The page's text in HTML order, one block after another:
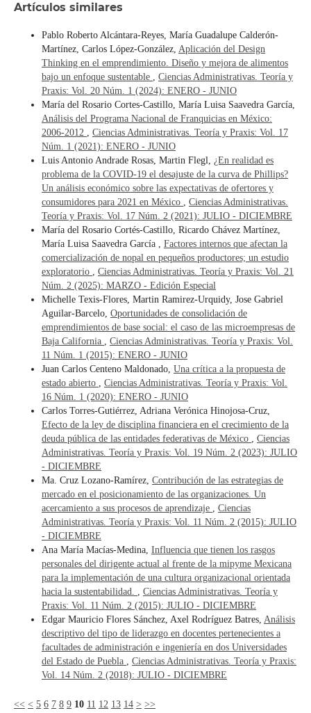
Artículos similares
Pablo Roberto Alcántara-Reyes, María Guadalupe Calderón-
Martínez, Carlos López-González, Aplicación del Design
Thinking en el emprendimiento. Diseño y mejora de alimentos
bajo un enfoque sustentable
Ciencias Administrativas. Teoría y
Praxis: Vol. 20 Núm. 1 (2024): ENERO - JUNIO
María del Rosario Cortes-Castillo, María Luisa Saavedra García,
Análisis del Programa Nacional de Franquicias en México:
2006-2012
Ciencias Administrativas. Teoría y Praxis: Vol. 17
Núm. 1 (2021): ENERO - JUNIO
Luis Antonio Andrade Rosas, Martin Flegl, ¿En realidad es
problema de la COVID-19 el desajuste de la curva de Phillips?
Un análisis económico sobre las expectativas de ofertores y
consumidores para 2021 en México
Ciencias Administrativas.
Teoría y Praxis: Vol. 17 Núm. 2 (2021): JULIO - DICIEMBRE
María del Rosario Cortés-Castillo, Ricardo Chávez Martínez,
María Luisa Saavedra García , Factores internos que afectan la
comercialización de nopal en pequeños productores; un estudio
exploratorio
Ciencias Administrativas. Teoría y Praxis: Vol. 21
Núm. 2 (2025): MARZO - Edición Especial
Michelle Texis-Flores, Martin Ramirez-Urquidy, Jose Gabriel
Aguilar-Barcelo, Oportunidades de consolidación de
emprendimientos de base social: el caso de las microempresas de
Baja California
Ciencias Administrativas. Teoría y Praxis: Vol.
11 Núm. 1 (2015): ENERO - JUNIO
Juan Carlos Centeno Maldonado, Una crítica a la propuesta de
estado abierto
Ciencias Administrativas. Teoría y Praxis: Vol.
16 Núm. 1 (2020): ENERO - JUNIO
Carlos Torres-Gutiérrez, Adriana Verónica Hinojosa-Cruz,
Efecto de la ley de disciplina financiera en el crecimiento de la
deuda pública de las entidades federativas de México
Ciencias
Administrativas. Teoría y Praxis: Vol. 19 Núm. 2 (2023): JULIO
- DICIEMBRE
Ma. Cruz Lozano-Ramírez, Contribución de las estrategias de
mercado en el posicionamiento de las organizaciones. Un
acercamiento a sus procesos de aprendizaje
Ciencias
Administrativas. Teoría y Praxis: Vol. 11 Núm. 2 (2015): JULIO
- DICIEMBRE
Ana María Macías-Medina, Influencia que tienen los rasgos
personales del dirigente actual al frente de la mipyme Mexicana
para la implementación de una cultura organizacional orientada
hacia la sustentabilidad.
Ciencias Administrativas. Teoría y
Praxis: Vol. 11 Núm. 2 (2015): JULIO - DICIEMBRE
Edgar Mauricio Flores Sánchez, Axel Rodríguez Batres, Análisis
descriptivo del tipo de liderazgo en docentes pertenecientes a
facultades de administración e ingeniería en dos Universidades
del Estado de Puebla
Ciencias Administrativas. Teoría y Praxis:
Vol. 14 Núm. 2 (2018): JULIO - DICIEMBRE
<< < 5 6 7 8 9 10 11 12 13 14 > >>